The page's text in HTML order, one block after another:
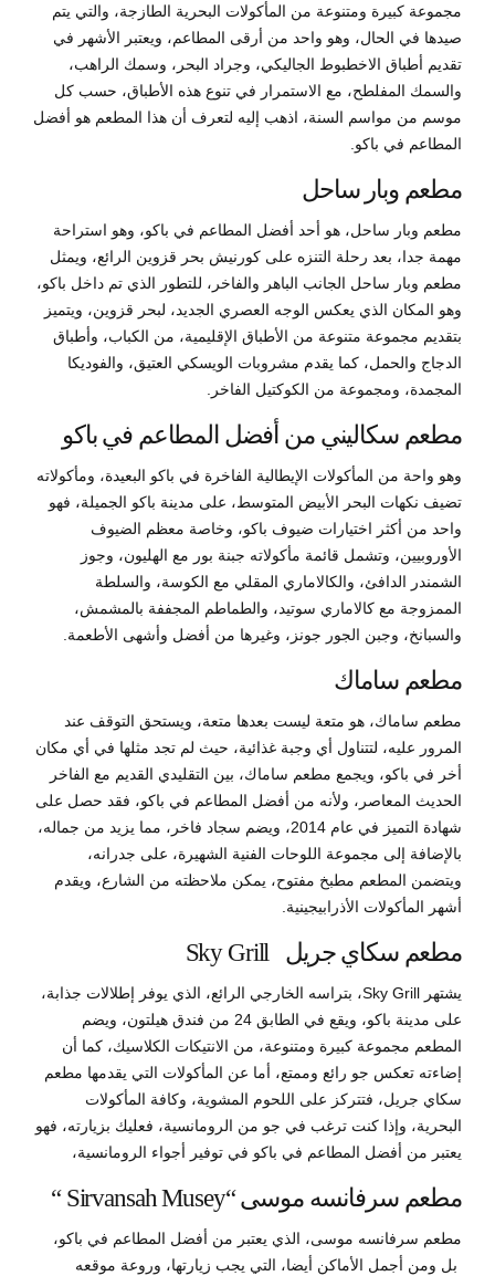
مجموعة كبيرة ومتنوعة من المأكولات البحرية الطازجة، والتي يتم
صيدها في الحال، وهو واحد من أرقى المطاعم، ويعتبر الأشهر في
تقديم أطباق الاخطبوط الجاليكي، وجراد البحر، وسمك الراهب،
والسمك المفلطح، مع الاستمرار في تنوع هذه الأطباق، حسب كل
موسم من مواسم السنة، اذهب إليه لتعرف أن هذا المطعم هو أفضل
المطاعم في باكو.
مطعم وبار ساحل
مطعم وبار ساحل، هو أحد أفضل المطاعم في باكو، وهو استراحة
مهمة جدا، بعد رحلة التنزه على كورنيش بحر قزوين الرائع، ويمثل
مطعم وبار ساحل الجانب الباهر والفاخر، للتطور الذي تم داخل باكو،
وهو المكان الذي يعكس الوجه العصري الجديد، لبحر قزوين، ويتميز
بتقديم مجموعة متنوعة من الأطباق الإقليمية، من الكباب، وأطباق
الدجاج والحمل، كما يقدم مشروبات الويسكي العتيق، والفوديكا
المجمدة، ومجموعة من الكوكتيل الفاخر.
مطعم سكاليني من أفضل المطاعم في باكو
وهو واحة من المأكولات الإيطالية الفاخرة في باكو البعيدة، ومأكولاته
تضيف نكهات البحر الأبيض المتوسط، على مدينة باكو الجميلة، فهو
واحد من أكثر اختيارات ضيوف باكو، وخاصة معظم الضيوف
الأوروبيين، وتشمل قائمة مأكولاته جبنة بور مع الهليون، وجوز
الشمندر الدافئ، والكالاماري المقلي مع الكوسة، والسلطة
الممزوجة مع كالاماري سوتيد، والطماطم المجففة بالمشمش،
والسبانخ، وجبن الجور جونز، وغيرها من أفضل وأشهى الأطعمة.
مطعم ساماك
مطعم ساماك، هو متعة ليست بعدها متعة، ويستحق التوقف عند
المرور عليه، لتتناول أي وجبة غذائية، حيث لم تجد مثلها في أي مكان
أخر في باكو، ويجمع مطعم ساماك، بين التقليدي القديم مع الفاخر
الحديث المعاصر، ولأنه من أفضل المطاعم في باكو، فقد حصل على
شهادة التميز في عام 2014، ويضم سجاد فاخر، مما يزيد من جماله،
بالإضافة إلى مجموعة اللوحات الفنية الشهيرة، على جدرانه،
ويتضمن المطعم مطبخ مفتوح، يمكن ملاحظته من الشارع، ويقدم
أشهر المأكولات الأذرابيجينية.
مطعم سكاي جريل Sky Grill
يشتهر Sky Grill، بتراسه الخارجي الرائع، الذي يوفر إطلالات جذابة،
على مدينة باكو، ويقع في الطابق 24 من فندق هيلتون، ويضم
المطعم مجموعة كبيرة ومتنوعة، من الانتيكات الكلاسيك، كما أن
إضاءته تعكس جو رائع وممتع، أما عن المأكولات التي يقدمها مطعم
سكاي جريل، فتتركز على اللحوم المشوية، وكافة المأكولات
البحرية، وإذا كنت ترغب في جو من الرومانسية، فعليك بزيارته، فهو
يعتبر من أفضل المطاعم في باكو في توفير أجواء الرومانسية،
مطعم سرفانسه موسى “Sirvansah Musey “
مطعم سرفانسه موسى، الذي يعتبر من أفضل المطاعم في باكو،
بل ومن أجمل الأماكن أيضا، التي يجب زيارتها، وروعة موقعه